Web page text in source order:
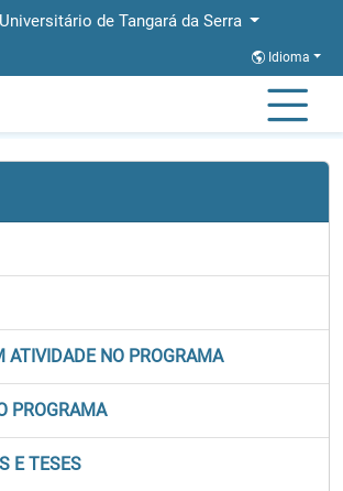
de Tangará da Serra
Idioma
ATIVIDADE NO PROGRAMA
PROGRAMA
E TESES